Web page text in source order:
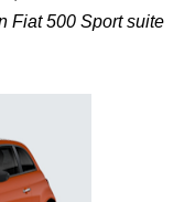
Fiat 500 Sport suite